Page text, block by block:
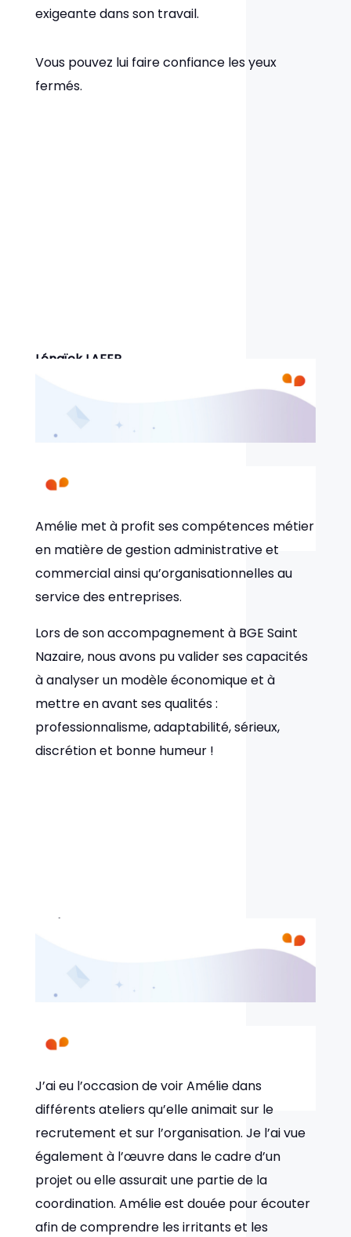
exigeante dans son travail.
Vous pouvez lui faire confiance les yeux
fermés.
Lénaïck LAFER
Amélie met à profit ses compétences métier
en matière de gestion administrative et
commercial ainsi qu’organisationnelles au
service des entreprises.
Lors de son accompagnement à BGE Saint
Nazaire, nous avons pu valider ses capacités
à analyser un modèle économique et à
mettre en avant ses qualités :
professionnalisme, adaptabilité, sérieux,
discrétion et bonne humeur !
Anthony PIGEAU
J’ai eu l’occasion de voir Amélie dans
différents ateliers qu’elle animait sur le
recrutement et sur l’organisation. Je l’ai vue
également à l’œuvre dans le cadre d’un
projet ou elle assurait une partie de la
coordination. Amélie est douée pour écouter
afin de comprendre les irritants et les